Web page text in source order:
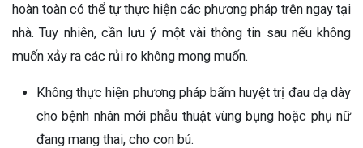
hoàn toàn có thể tự thực hiện các phương pháp trên ngay tại
nhà. Tuy nhiên, cần lưu ý một vài thông tin sau nếu không
muốn xảy ra các rủi ro không mong muốn.
Không thực hiện phương pháp bấm huyệt trị đau dạ dày
cho bệnh nhân mới phẫu thuật vùng bụng hoặc phụ nữ
đang mang thai, cho con bú.